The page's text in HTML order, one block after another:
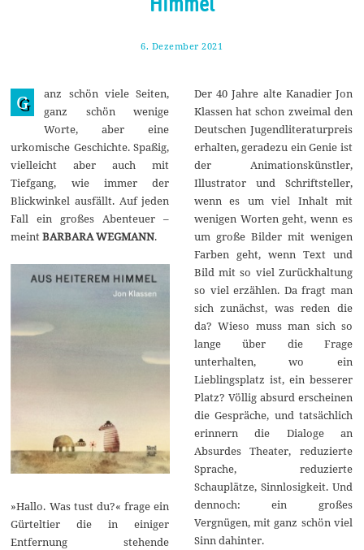
6. Dezember 2021
e
e
m
b
e
2
1
G
anz schön viele Seiten,
ganz schön wenige
Worte, aber eine
urkomische Geschichte. Spaßig,
vielleicht aber auch mit
Tiefgang, wie immer der
Blickwinkel ausfällt. Auf jeden
Fall ein großes Abenteuer –
meintBARBARA WEGMANN.
»Hallo. Was tust du?« frage ein
Gürteltier die in einiger
Entfernung stehende
Der 40 Jahre alte Kanadier Jon
Klassen hat schon zweimal den
Deutschen Jugendliteraturpreis
erhalten, geradezu ein Genie ist
der Animationskünstler,
Illustrator und Schriftsteller,
wenn es um viel Inhalt mit
wenigen Worten geht, wenn es
um große Bilder mit wenigen
Farben geht, wenn Text und
Bild mit so viel Zurückhaltung
so viel erzählen. Da fragt man
sich zunächst, was reden die
da? Wieso muss man sich so
lange über die Frage
unterhalten, wo ein
Lieblingsplatz ist, ein besserer
Platz? Völlig absurd erscheinen
die Gespräche, und tatsächlich
erinnern die Dialoge an
Absurdes Theater, reduzierte
Sprache, reduzierte
Schauplätze, Sinnlosigkeit. Und
dennoch: ein großes
Vergnügen, mit ganz schön viel
Sinn dahinter.